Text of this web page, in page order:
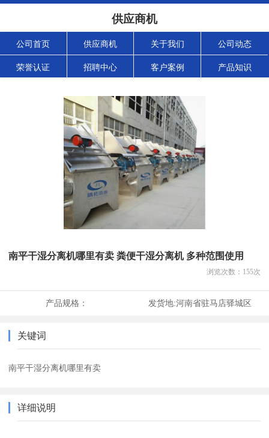
供应商机
公司首页 供应商机 关于我们 公司动态
荣誉认证 招聘中心 客户案例 产品知识
南平干湿分离机哪里有卖 粪便干湿分离机 多种范围使用
浏览次数： 155次
产品规格： 发货地:河南省驻马店驿城区
关键词
南平干湿分离机哪里有卖
详细说明